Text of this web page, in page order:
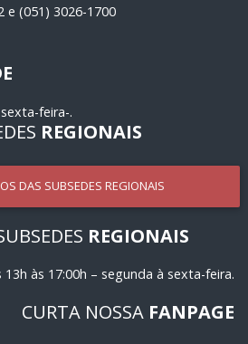
e (051) 3026-1700
feira-.
REGIONAIS
DAS SUBSEDES REGIONAIS
REGIONAIS
13h às 17:00h – segunda à sexta-feira.
CURTA NOSSA FANPAGE